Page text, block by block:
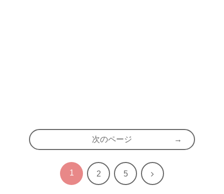
次のページ
1 2 5 次